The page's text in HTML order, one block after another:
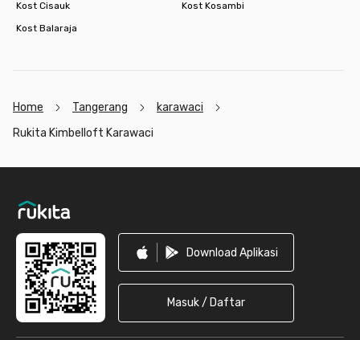
Kost Cisauk
Kost Kosambi
Kost Balaraja
Home Tangerang
karawaci
Rukita Kimbelloft Karawaci
Download Aplikasi
Masuk / Daftar